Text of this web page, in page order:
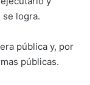
logra.
pública y, por
públicas.